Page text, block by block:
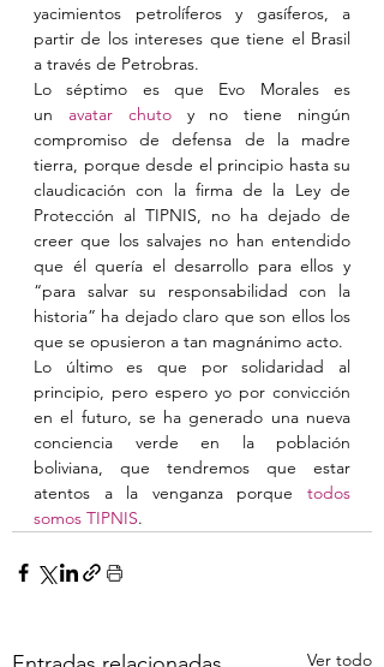
yacimientos petrolíferos y gasíferos, a
partir de los intereses que tiene el Brasil
a través de Petrobras.
Lo séptimo es que Evo Morales es
un avatar chuto y no tiene ningún
compromiso de defensa de la madre
tierra, porque desde el principio hasta su
claudicación con la firma de la Ley de
Protección al TIPNIS, no ha dejado de
creer que los salvajes no han entendido
que él quería el desarrollo para ellos y
“para salvar su responsabilidad con la
historia” ha dejado claro que son ellos los
que se opusieron a tan magnánimo acto.
Lo último es que por solidaridad al
principio, pero espero yo por convicción
en el futuro, se ha generado una nueva
conciencia verde en la población
boliviana, que tendremos que estar
atentos a la venganza porque todos
somos TIPNIS.
Ver todo